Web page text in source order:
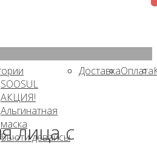
SOOSUL
АКЦИЯ!
Альгинатная
маска
Бьюти девайсы
ДоставкаОплата
лица с